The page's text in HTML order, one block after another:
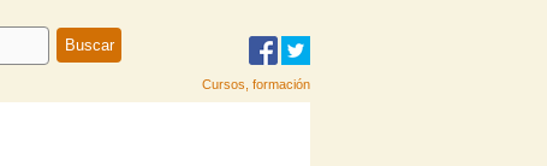
Cursos, formación